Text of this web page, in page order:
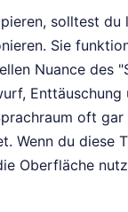
solltest du
Sie
Nuance des
Enttäuschung
oft
Wenn du diese
Oberfläche